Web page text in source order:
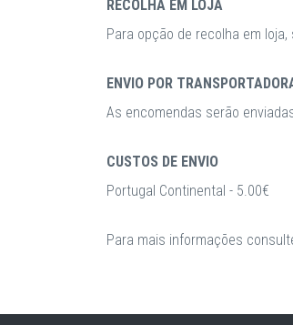
RECOLHA EM LOJA
Para opção de recolha em
ENVIO POR
As encomendas serão
CUSTOS DE ENVIO
Portugal Continental - 5.00€
Para mais informações